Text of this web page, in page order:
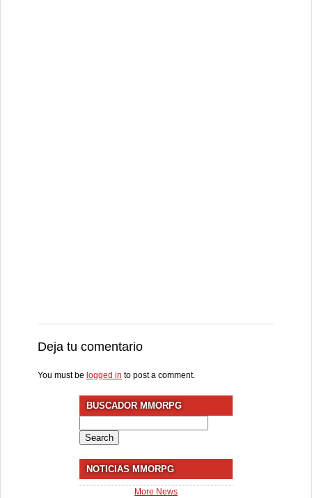
Deja tu comentario
You must be logged in to post a comment.
BUSCADOR MMORPG
for:
NOTICIAS MMORPG
More News